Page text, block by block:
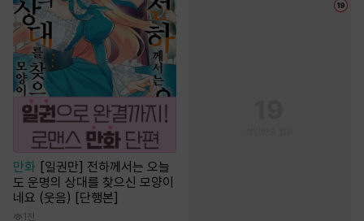
만화 [일권만] 전하께서는 오늘
도 운명의 상대를 찾으신 모양이
네요 (웃음) [단행본]
1천